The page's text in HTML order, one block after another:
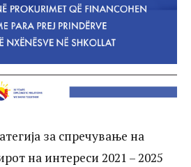
за јавни
на училиштата
и неотчетни
на парите од
за спречување на
на интереси 2021 – 2025